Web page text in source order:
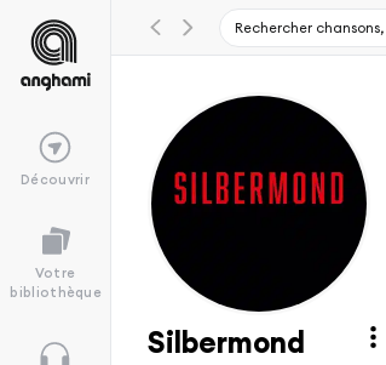
Découvrir
Votre
bibliothèque
Silbermond